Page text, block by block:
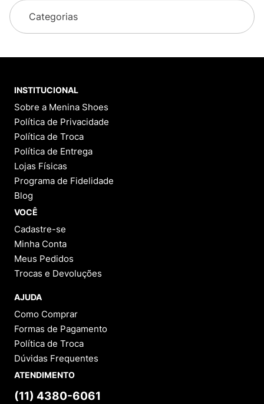
Categorias
INSTITUCIONAL
Sobre a Menina Shoes
Política de Privacidade
Política de Troca
Política de Entrega
Lojas Físicas
Programa de Fidelidade
Blog
VOCÊ
Cadastre-se
Minha Conta
Meus Pedidos
Trocas e Devoluções
AJUDA
Como Comprar
Formas de Pagamento
Política de Troca
Dúvidas Frequentes
ATENDIMENTO
(11) 4380-6061